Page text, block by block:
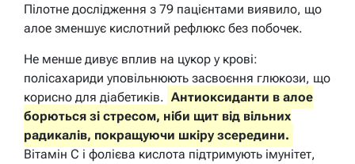
Пілотне дослідження з 79 пацієнтами виявило, що
алое зменшує кислотний рефлюкс без побочек.
Не менше дивує вплив на цукор у крові:
полісахариди уповільнюють засвоєння глюкози, що
корисно для діабетиків. Антиоксиданти в алое
борються зі стресом, ніби щит від вільних
радикалів, покращуючи шкіру зсередини.
Вітамін C і фолієва кислота підтримують імунітет,